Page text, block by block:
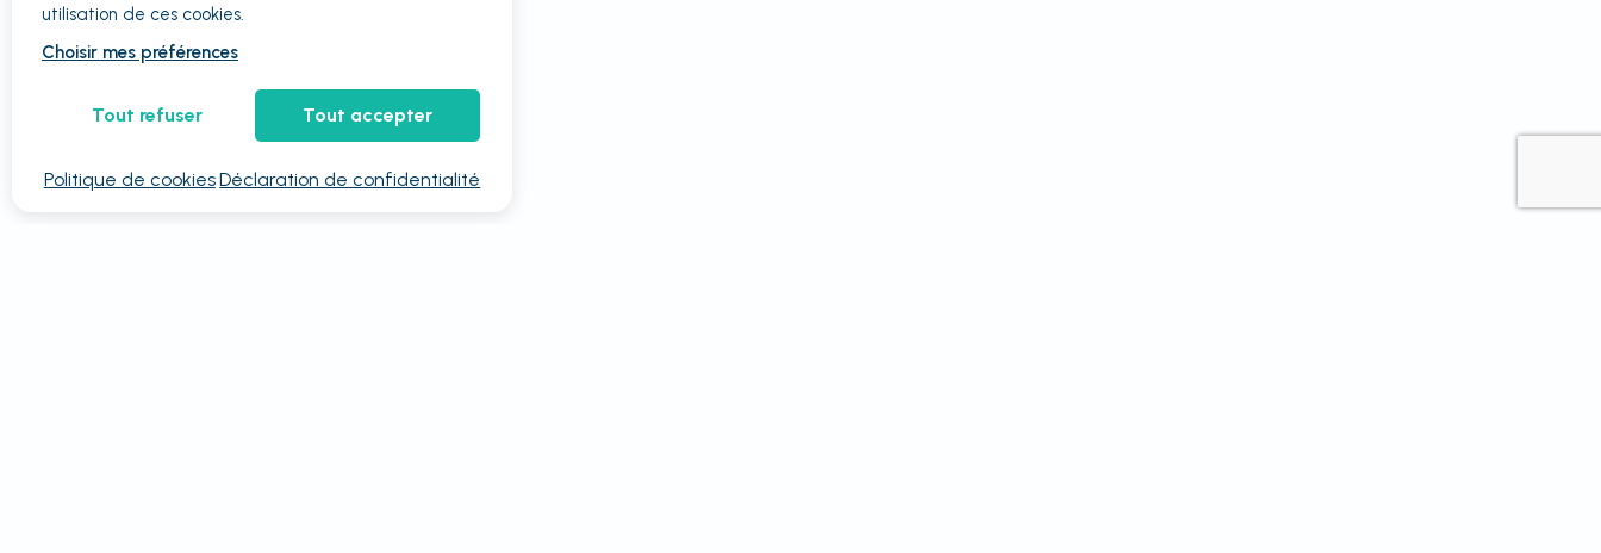
utilisation de ces cookies.
Choisir mes préférences
Tout refuser Tout accepter
Politique de cookiesDéclaration de confidentialité